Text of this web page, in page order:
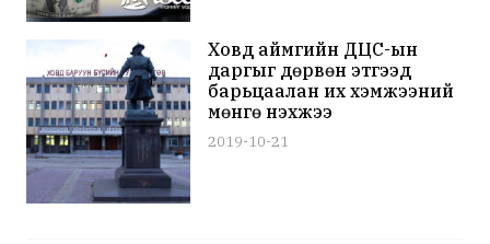
Ховд аймгийн ДЦС-ын
даргыг дөрвөн этгээд
барьцаалан их хэмжээний
мөнгө нэхжээ
2019-10-21